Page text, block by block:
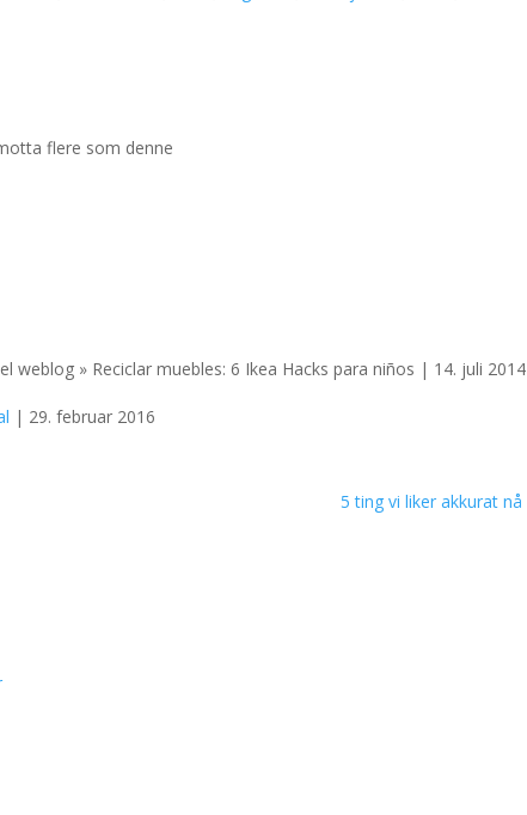
flere som denne
weblog » Reciclar muebles: 6 Ikea Hacks para niños | 14. juli 2014
| 29. februar 2016
5 ting vi liker akkurat nå